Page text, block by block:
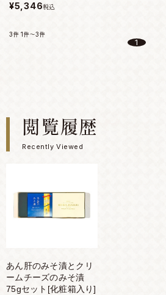
¥5,346税込
3件 1件～3件
1
閲覧履歴
Recently Viewed
あん肝のみそ漬とクリ
ームチーズのみそ漬
75gセット[化粧箱入り]